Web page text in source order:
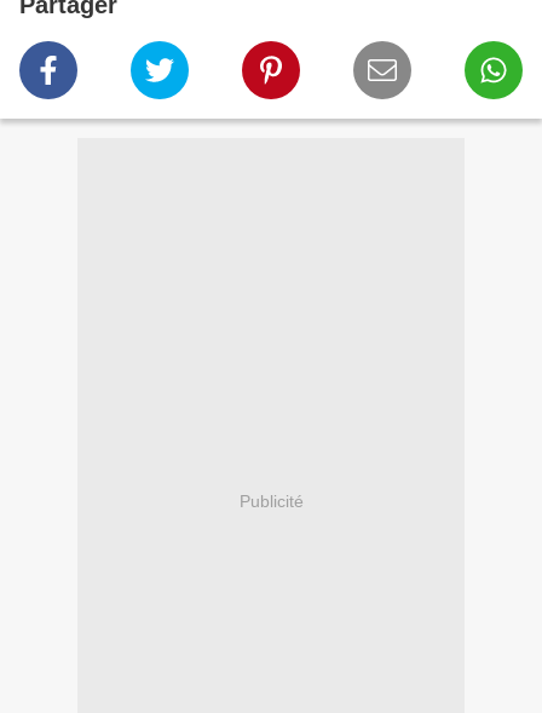
Publicité